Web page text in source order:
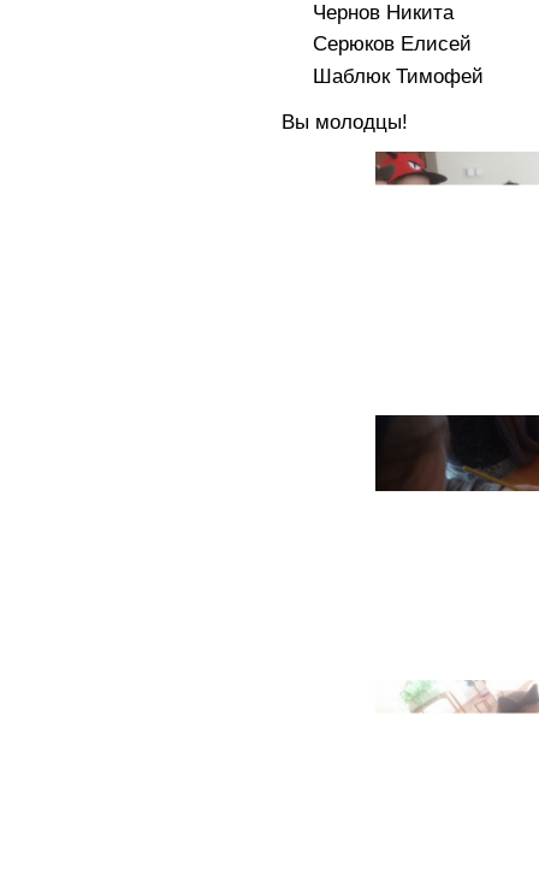
Чернов Никита
Серюков Елисей
Шаблюк Тимофей
Вы молодцы!